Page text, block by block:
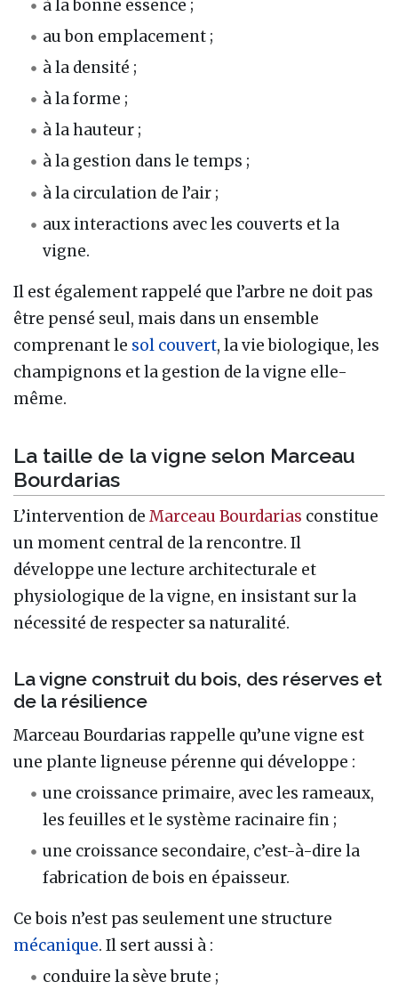
à la bonne essence ;
au bon emplacement ;
à la densité ;
à la forme ;
à la hauteur ;
à la gestion dans le temps ;
à la circulation de l’air ;
aux interactions avec les couverts et la
vigne.
Il est également rappelé que l’arbre ne doit pas
être pensé seul, mais dans un ensemble
comprenant le sol couvert, la vie biologique, les
champignons et la gestion de la vigne elle-
même.
La taille de la vigne selon Marceau
Bourdarias
L’intervention de Marceau Bourdarias constitue
un moment central de la rencontre. Il
développe une lecture architecturale et
physiologique de la vigne, en insistant sur la
nécessité de respecter sa naturalité.
La vigne construit du bois, des réserves et
de la résilience
Marceau Bourdarias rappelle qu’une vigne est
une plante ligneuse pérenne qui développe :
une croissance primaire, avec les rameaux,
les feuilles et le système racinaire fin ;
une croissance secondaire, c’est-à-dire la
fabrication de bois en épaisseur.
Ce bois n’est pas seulement une structure
mécanique. Il sert aussi à :
conduire la sève brute ;